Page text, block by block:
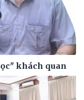
khách quan